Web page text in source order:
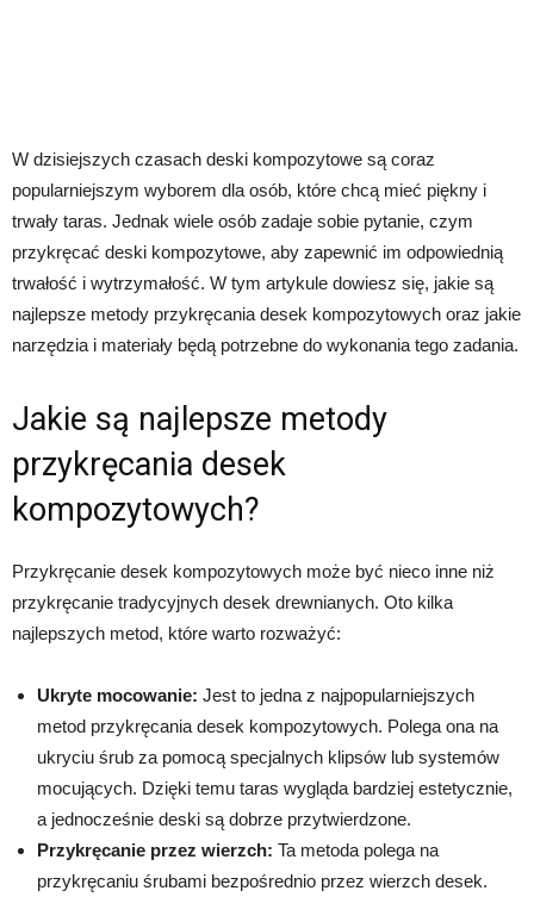
W dzisiejszych czasach deski kompozytowe są coraz
popularniejszym wyborem dla osób, które chcą mieć piękny i
trwały taras. Jednak wiele osób zadaje sobie pytanie, czym
przykręcać deski kompozytowe, aby zapewnić im odpowiednią
trwałość i wytrzymałość. W tym artykule dowiesz się, jakie są
najlepsze metody przykręcania desek kompozytowych oraz jakie
narzędzia i materiały będą potrzebne do wykonania tego zadania.
Jakie są najlepsze metody
przykręcania desek
kompozytowych?
Przykręcanie desek kompozytowych może być nieco inne niż
przykręcanie tradycyjnych desek drewnianych. Oto kilka
najlepszych metod, które warto rozważyć:
Ukryte mocowanie: Jest to jedna z najpopularniejszych
metod przykręcania desek kompozytowych. Polega ona na
ukryciu śrub za pomocą specjalnych klipsów lub systemów
mocujących. Dzięki temu taras wygląda bardziej estetycznie,
a jednocześnie deski są dobrze przytwierdzone.
Przykręcanie przez wierzch: Ta metoda polega na
przykręcaniu śrubami bezpośrednio przez wierzch desek.